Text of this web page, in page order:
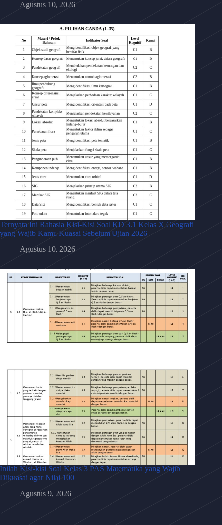
Agustus 10, 2026
Ternyata Ini Rahasia Kisi-Kisi Soal KD 3.1 Kelas X Geografi
yang Wajib Kamu Kuasai Sebelum Ujian 2026
Agustus 10, 2026
Inilah Kisi-kisi Soal Kelas 3 PAS Matematika yang Wajib
Dikuasai agar Nilai 100
Agustus 9, 2026